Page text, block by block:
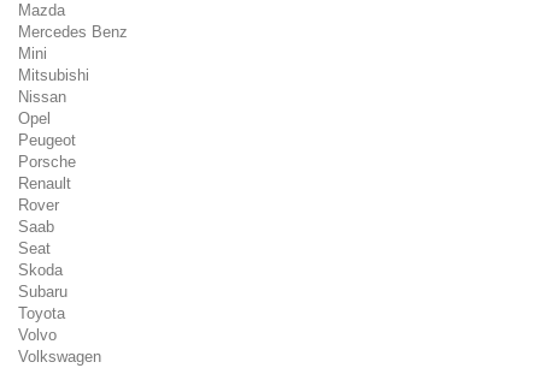
Mazda
Mercedes Benz
Mini
Mitsubishi
Nissan
Opel
Peugeot
Porsche
Renault
Rover
Saab
Seat
Skoda
Subaru
Toyota
Volvo
Volkswagen